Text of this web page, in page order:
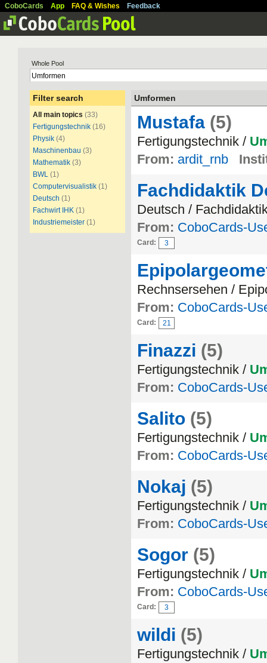
CoboCards App FAQ & Wishes Feedback
Whole Pool
Filter search
All main topics (33)
Fertigungstechnik (16)
Physik (4)
Maschinenbau (3)
Mathematik (3)
BWL (1)
Computervisualistik (1)
Deutsch (1)
Fachwirt IHK (1)
Industriemeister (1)
Umformen
Mustafa (5)
Fertigungstechnik /
From: ardit_rnb
Fachdidaktik
Deutsch /
From: CoboCards-
Card: 3
Rechnsersehen /
From: CoboCards-
Card: 21
Finazzi (5)
Fertigungstechnik /
From: CoboCards-
Salito (5)
Fertigungstechnik /
From: CoboCards-
Nokaj (5)
Fertigungstechnik /
From: CoboCards-
Sogor (5)
Fertigungstechnik /
From: CoboCards-
Card: 3
wildi (5)
Fertigungstechnik /